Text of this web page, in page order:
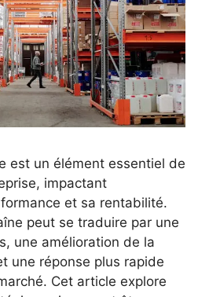
est un élément essentiel de
impactant
et sa rentabilité.
peut se traduire par une
une amélioration de la
une réponse plus rapide
Cet article explore